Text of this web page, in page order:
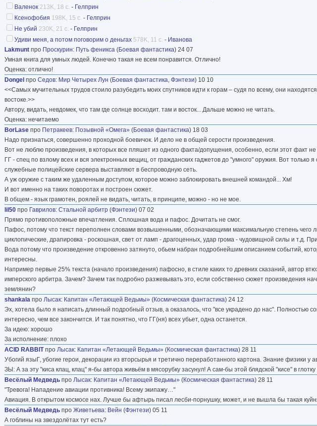
Валенок 213K, 18 с. - Гелприн
Ксенофобия 198K, 15 с. - Гелприн
Не убий 230K, 21 с. - Гелприн
Удиви меня, а потом поговорим о деньгах 578K, 11 с. - Иванова
Lakmunt про Проскурин: Путь феникса (Боевая фантастика) 24 07
Умная книга для умных людей. Конечно такая не всем понравится. Отлично!
Оценка: отлично!
Dongel про Седов: Мир Четырех Лун (Боевая фантастика, Фэнтези) 10 10
<<Самых мучительных трудов стоило разубедить моих спутников идти к горам – судя по всему, они
востоке.>>
Автору, видать, невдомек, что там где солнце восходит. там и восток... Дальше можно не читать.
Оценка: нечитаемо
BorLase про Петракеев: Позывной «Омега» (Боевая фантастика) 18 03
Надо признаться, совершенно проходной боевичок. И дело не в общей серости произведения.
Вот не люблю произведения, в которых все пляшет из одного факта/допущения, особенно, если этот факт
ГГ - спец по взлому всех и вся электронных вещиц, от гражданских гаджетов до "умного" оружия. Вот только
служебные полицейские сервера выставляют в беспроводную сеть.
А уж оружие с таким же удаленным доступом, которое можно заблокировать внешней командой... Хм!
И вот именно на таких поворотах и построен сюжет.
В общем - язык грамотен, роялей не видать, читать, в принципе, можно - но не мое.
lil50 про Гаврилов: Стальной арбитр (Фэнтези) 07 02
Прямо противоположные впечатления. Сплошная вода и пафос. Дочитать не смог.
Пафос, потому что текст переполнен словами возвышенными, обозначающими максимальную степень чего
циклопические, драпировка - роскошная, свет от ламп - драгоценных, удар грома - чудовищной силы и т.д.
Вода потому что произведение откровенно затянуто, обьем набран подробнейшим описанием событий,
интересны.
Например первые 25% текста (начало произведения) пафосно, в стиле каких то древних сказаний, автор
имперского арбитра. Зачем? Зачем так подробно разжевывать это, если собственно сюжет произведения
землянин?
shankala про Лысак: Капитан «Летающей Ведьмы» (Космическая фантастика) 24 12
Эх, хотела было я написать длинный подробный отзыв, а оказалось, что "все украдено до нас". Полностью
интересно, чем все закончится. И так понятно, что ГГ(ня) всех убьет, одна останется.
За идею: хорошо
За исполнение: плохо
ACID RABBITпро Лысак: Капитан «Летающей Ведьмы» (Космическая фантастика) 28 11
Убогий языГ, убогие герои, декорации из вторсырья и третично переработанного картона. Знание физики у
ЗЫ: А за эту "киса клац, клац" я-бы автора живьём в мясорубку засунул! А сам-бы этой блядской "кисе" в
Весёлый Медведь про Лысак: Капитан «Летающей Ведьмы» (Космическая фантастика) 28 11
"Тревога! Нападение авиации противника! Всему экипажу…"
Авиация. В открытом космосе нах. Лучше бы афтырь писал лесби-порнушку, может, и не вышла бы такая
Весёлый Медведь про Живетьева: Вейн (Фэнтези) 05 11
А гоблины на звездолётах тут есть?